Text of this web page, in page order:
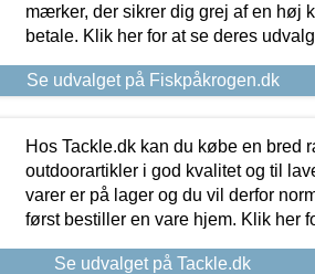
mærker, der sikrer dig grej af en høj
betale. Klik her for at se deres
Se udvalget på Fiskpåkrogen.dk
Hos Tackle.dk kan du købe en bred
outdoorartikler i god kvalitet og til
varer er på lager og du vil derfor
først bestiller en vare hjem. Klik her
Se udvalget på Tackle.dk